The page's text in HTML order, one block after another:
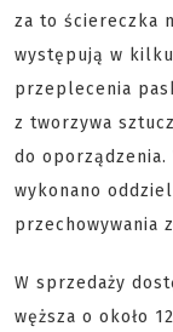
za to ściereczka
występują w
przeplecenia
z tworzywa
do oporządzenia.
wykonano
przechowywania
W sprzedaży
węższa o około